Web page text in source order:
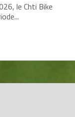
le Chti Bike